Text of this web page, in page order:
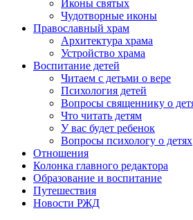
Иконы святых
Чудотворные иконы
Православный храм
Архитектура храма
Устройство храма
Воспитание детей
Читаем с детьми о вере
Психология детей
Вопросы священнику о
Что читать детям
У вас будет ребенок
Вопросы психологу о детях
Отношения
Колонка главного редактора
Образование и воспитание
Путешествия
Новости РЖД